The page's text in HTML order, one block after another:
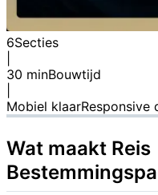
6Secties
30 minBouwtijd
Mobiel klaarResponsive
Wat maakt Reis